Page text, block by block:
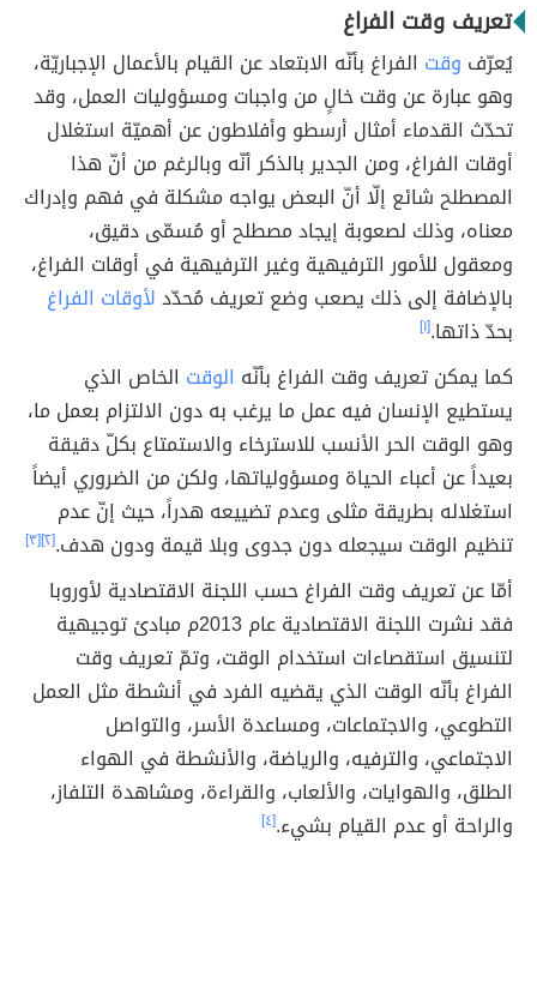
تعريف وقت الفراغ
يُعرّف وقت الفراغ بأنّه الابتعاد عن القيام بالأعمال الإجباريّة،
وهو عبارة عن وقت خالٍ من واجبات ومسؤوليات العمل، وقد
تحدّث القدماء أمثال أرسطو وأفلاطون عن أهميّة استغلال
أوقات الفراغ، ومن الجدير بالذكر أنّه وبالرغم من أنّ هذا
المصطلح شائع إلّا أنّ البعض يواجه مشكلة في فهم وإدراك
معناه، وذلك لصعوبة إيجاد مصطلح أو مُسمّى دقيق،
ومعقول للأمور الترفيهية وغير الترفيهية في أوقات الفراغ،
بالإضافة إلى ذلك يصعب وضع تعريف مُحدّدلأوقات الفراغ
بحدّ ذاتها.[١]
كما يمكن تعريف وقت الفراغ بأنّه الوقت الخاص الذي
يستطيع الإنسان فيه عمل ما يرغب به دون الالتزام بعمل ما،
وهو الوقت الحر الأنسب للاسترخاء والاستمتاع بكلّ دقيقة
بعيداً عن أعباء الحياة ومسؤولياتها، ولكن من الضروري أيضاً
استغلاله بطريقة مثلى وعدم تضييعه هدراً، حيث إنّ عدم
تنظيم الوقت سيجعله دون جدوى وبلا قيمة ودون هدف.[٢] [٣]
أمّا عن تعريف وقت الفراغ حسب اللجنة الاقتصادية لأوروبا
فقد نشرت اللجنة الاقتصادية عام 2013م مبادئ توجيهية
لتنسيق استقصاءات استخدام الوقت، وتمّ تعريف وقت
الفراغ بأنّه الوقت الذي يقضيه الفرد في أنشطة مثل العمل
التطوعي، والاجتماعات، ومساعدة الأسر، والتواصل
الاجتماعي، والترفيه، والرياضة، والأنشطة في الهواء
الطلق، والهوايات، والألعاب، والقراءة، ومشاهدة التلفاز،
والراحة أو عدم القيام بشيء.[٤]